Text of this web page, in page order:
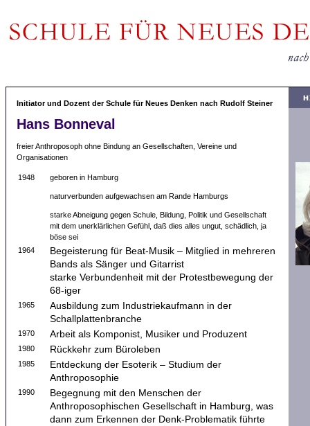
Initiator und Dozent der Schule für Neues Denken nach Rudolf Steiner
Hans Bonneval
freier Anthroposoph ohne Bindung an Gesellschaften, Vereine und
Organisationen
1948 geboren in Hamburg
naturverbunden aufgewachsen am Rande Hamburgs
starke Abneigung gegen Schule, Bildung, Politik und Gesellschaft
mit dem unerklärlichen Gefühl, daß dies alles ungut, schädlich, ja
böse sei
1964
Begeisterung für Beat-Musik – Mitglied in mehreren
Bands als Sänger und Gitarrist
starke Verbundenheit mit der Protestbewegung der
68-iger
1965
Ausbildung zum Industriekaufmann in der
Schallplattenbranche
1970 Arbeit als Komponist, Musiker und Produzent
1980 Rückkehr zum Büroleben
1985
Entdeckung der Esoterik – Studium der
Anthroposophie
1990
Begegnung mit den Menschen der
Anthroposophischen Gesellschaft in Hamburg, was
dann zum Erkennen der Denk-Problematik führte